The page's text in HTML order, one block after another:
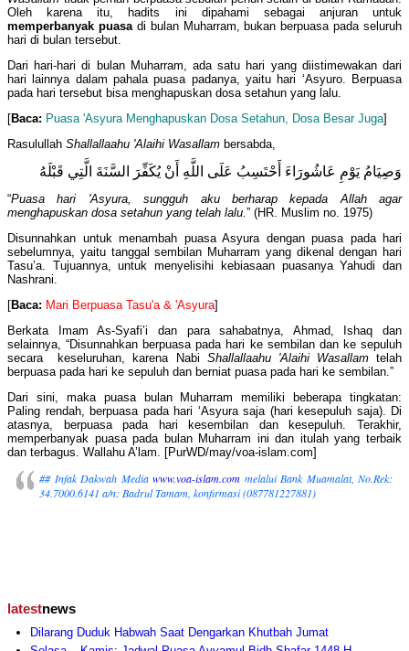
Oleh karena itu, hadits ini dipahami sebagai anjuran untuk
memperbanyak puasadi bulan Muharram, bukan berpuasa pada seluruh
hari di bulan tersebut.
Dari hari-hari di bulan Muharram, ada satu hari yang diistimewakan dari
hari lainnya dalam pahala puasa padanya, yaitu hari ‘Asyuro. Berpuasa
pada hari tersebut bisa menghapuskan dosa setahun yang lalu.
[Baca: Puasa 'Asyura Menghapuskan Dosa Setahun, Dosa Besar Juga]
Rasulullah Shallallaahu 'Alaihi Wasallam bersabda,
وَصِيَامُ يَوْمِ عَاشُورَاءَ أَحْتَسِبُ عَلَى اللَّهِ أَنْ يُكَفِّرَ السَّنَةَ الَّتِي قَبْلَهُ
“Puasa hari 'Asyura, sungguh aku berharap kepada Allah agar
menghapuskan dosa setahun yang telah lalu.” (HR. Muslim no. 1975)
Disunnahkan untuk menambah puasa Asyura dengan puasa pada hari
sebelumnya, yaitu tanggal sembilan Muharram yang dikenal dengan hari
Tasu’a. Tujuannya, untuk menyelisihi kebiasaan puasanya Yahudi dan
Nashrani.
[Baca: Mari Berpuasa Tasu'a & 'Asyura]
Berkata Imam As-Syafi’i dan para sahabatnya, Ahmad, Ishaq dan
selainnya, “Disunnahkan berpuasa pada hari ke sembilan dan ke sepuluh
secara keseluruhan, karena Nabi Shallallaahu 'Alaihi Wasallamtelah
berpuasa pada hari ke sepuluh dan berniat puasa pada hari ke sembilan.”
Dari sini, maka puasa bulan Muharram memiliki beberapa tingkatan:
Paling rendah, berpuasa pada hari ‘Asyura saja (hari kesepuluh saja). Di
atasnya, berpuasa pada hari kesembilan dan kesepuluh. Terakhir,
memperbanyak puasa pada bulan Muharram ini dan itulah yang terbaik
dan terbagus. Wallahu A’lam. [PurWD/may/voa-islam.com]
## Infak Dakwah Media www.voa-islam.com melalui Bank Muamalat, No.Rek:
34.7000.6141 a/n: Badrul Tamam, konfirmasi (087781227881)
latestnews
Dilarang Duduk Habwah Saat Dengarkan Khutbah Jumat